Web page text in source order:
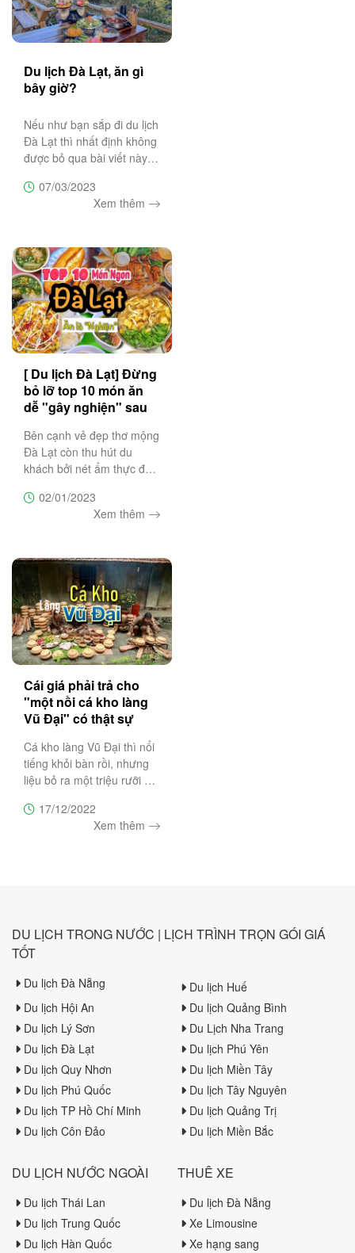
Du lịch Đà Lạt, ăn gì
bây giờ?
Nếu như bạn sắp đi du lịch
Đà Lạt thì nhất định không
được bỏ qua bài viết này.
uống nguyên ngày tại Đà
Lạt vừa ngon, vừa rẻ hứa
07/03/2023
Xem thêm
[ Du lịch Đà Lạt] Đừng
bỏ lỡ top 10 món ăn
dễ "gây nghiện" sau
Bên cạnh vẻ đẹp thơ mộng
Đà Lạt còn thu hút du
khách bởi nét ẩm thực đa
nghiện". Team mê du lịch
Đà Lạt liệu đã bỏ túi cho
một
02/01/2023
Xem thêm
Cái giá phải trả cho
"một nồi cá kho làng
Vũ Đại" có thật sự
Cá kho làng Vũ Đại thì nổi
tiếng khỏi bàn rồi, nhưng
liệu bỏ ra một triệu rưỡi để
bạn có mua? Đừng vội trả
lời câu hỏi này, cùng
17/12/2022
Xem thêm
DU LỊCH TRONG NƯỚC | LỊCH TRÌNH TRỌN GÓI GIÁ
TỐT
Du lịch Đà Nẵng
Du lịch Huế
Du lịch Hội An
Du lịch Quảng Bình
Du lịch Lý Sơn
Du Lịch Nha Trang
Du lịch Đà Lạt
Du lịch Phú Yên
Du lịch Quy Nhơn
Du lịch Miền Tây
Du lịch Phú Quốc
Du lịch Tây Nguyên
Du lịch TP Hồ Chí Minh
Du lịch Quảng Trị
Du lịch Côn Đảo
Du lịch Miền Bắc
DU LỊCH NƯỚC NGOÀI
Du lịch Thái Lan
Du lịch Trung Quốc
Du lịch Hàn Quốc
THUÊ XE
Du lịch Đà Nẵng
Xe Limousine
Xe hạng sang